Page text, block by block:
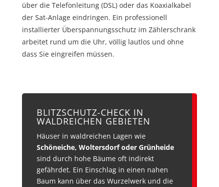
über die Telefonleitung (DSL) oder das Koaxialkabel
der Sat-Anlage eindringen. Ein professionell
installierter Überspannungsschutz im Zählerschrank
arbeitet rund um die Uhr, völlig lautlos und ohne
dass Sie eingreifen müssen.
BLITZSCHUTZ-CHECK IN
WALDREICHEN GEBIETEN
Häuser in waldreichen Lagen wie
Schöneiche, Woltersdorf oder Grünheide
sind durch hohe Bäume oft indirekt
gefährdet. Ein Einschlag in einen nahen
Baum kann über das Wurzelwerk und die